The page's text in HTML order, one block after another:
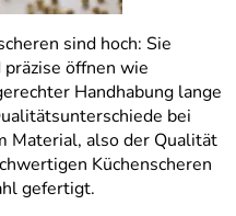
sind hoch: Sie
öffnen wie
Handhabung lange
bei
Material, also der Qualität
Küchenscheren
gefertigt.